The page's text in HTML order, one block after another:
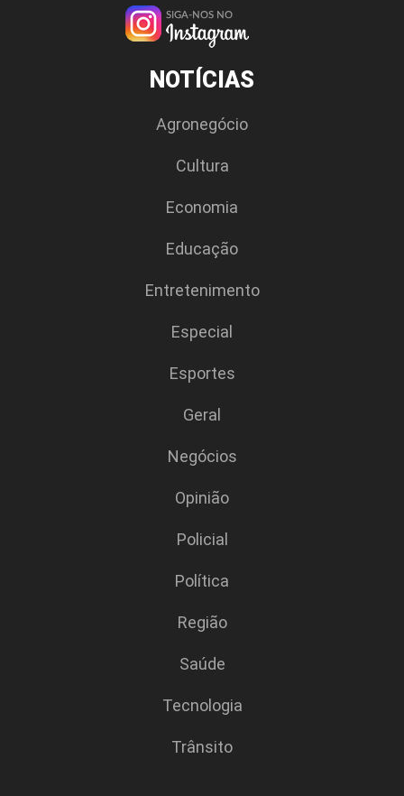
NOTÍCIAS
Agronegócio
Cultura
Economia
Educação
Entretenimento
Especial
Esportes
Geral
Negócios
Opinião
Policial
Polí­tica
Região
Saúde
Tecnologia
Trânsito